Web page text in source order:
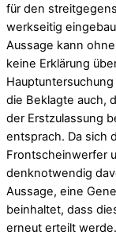
für den
werkseitig
Aussage kann
keine Erklärung
die Beklagte auch,
der Erstzulassung
entsprach. Da sich
Frontscheinwerfer
denknotwendig
Aussage, eine
beinhaltet, dass
erneut erteilt werde.